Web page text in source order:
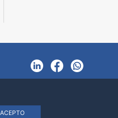
FacebookWhatsApp
ACEPTO